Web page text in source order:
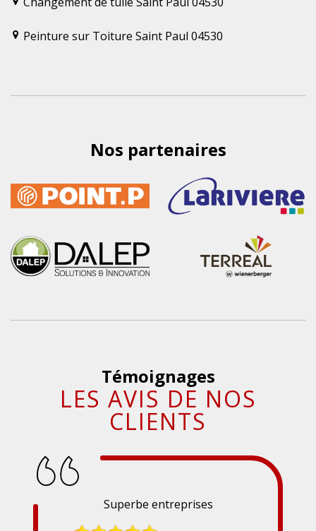
Peinture sur Toiture Saint Paul 04530
Nos partenaires
Témoignages
LES AVIS DE NOS
CLIENTS
Superbe entreprises